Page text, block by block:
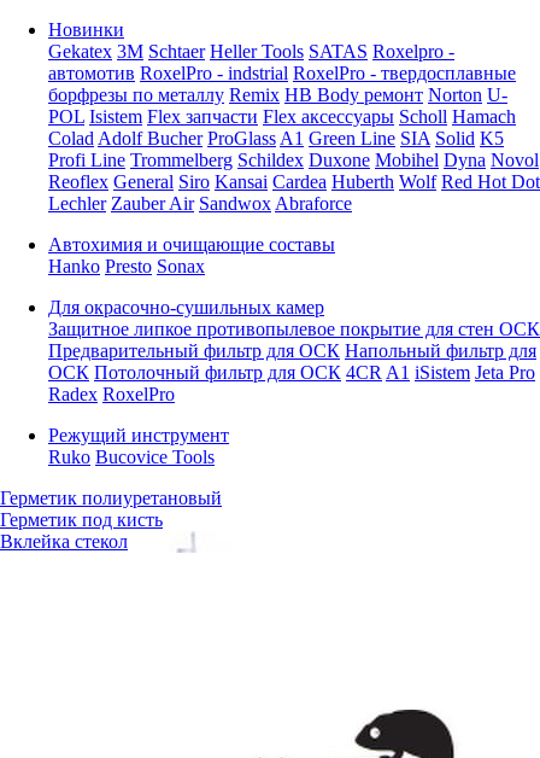
Новинки
Gekatex 3M Schtaer Heller Tools SATAS Roxelpro -
автомотив RoxelPro - indstrial RoxelPro - твердосплавные
борфрезы по металлу Remix HB Body ремонт Norton U-
POL Isistem Flex запчасти Flex аксессуары Scholl Hamach
Colad Adolf Bucher ProGlass A1 Green Line SIA Solid K5
Profi Line Trommelberg Schildex Duxone Mobihel Dyna Novol
Reoflex General Siro Kansai Cardea Huberth Wolf Red Hot Dot
Lechler Zauber Air Sandwox Abraforce
Автохимия и очищающие составы
Hanko Presto Sonax
Для окрасочно-сушильных камер
Защитное липкое противопылевое покрытие для стен ОСК
Предварительный фильтр для ОСК Напольный фильтр для
ОСК Потолочный фильтр для ОСК 4CR A1 iSistem Jeta Pro
Radex RoxelPro
Режущий инструмент
Ruko Bucovice Tools
Герметик полиуретановый
Герметик под кисть
Вклейка стекол